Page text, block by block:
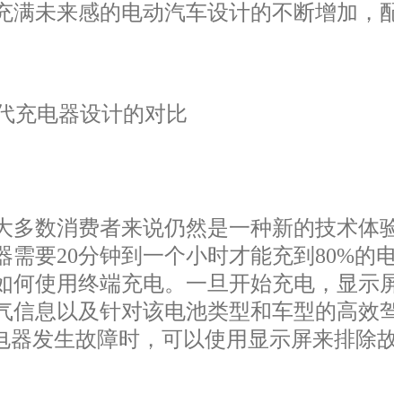
未来感的电动汽车设计的不断增加，
充电器设计的对比
数消费者来说仍然是一种新的技术体
要20分钟到一个小时才能充到80%的
使用终端充电。一旦开始充电，显示
息以及针对该电池类型和车型的高效
发生故障时，可以使用显示屏来排除